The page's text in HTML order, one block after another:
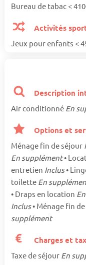
Bureau de tabac <
Activités
Jeux pour enfants <
Description
Air conditionné En
Options et
Ménage fin de séjour
En supplément•
entretien Inclus•
toilette En
• Draps en location
Inclus• Ménage fin
supplément
Charges et
Taxe de séjour En